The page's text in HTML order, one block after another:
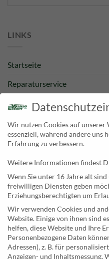
LINKS
Startseite
Reparaturservice
Bestpreisgarantie
Kategorien
Newsletter
KONTAKT
MusicEggert
Inh. Rolf Eggert
Paulstraße 2a
19249 Lübtheen
Wir nutzen Cookies auf unserer
essenziell, während andere uns
Erfahrung zu verbessern.
Weitere Informationen findest
Wenn Sie unter 16 Jahre alt
freiwilligen Diensten geben
Erziehungsberechtigten um
Wir verwenden Cookies und
Website. Einige von ihnen sind
helfen, diese Website und Ihre
Personenbezogene Daten
Adressen), z. B. für
Anzeigen- und Inhaltsmessung.